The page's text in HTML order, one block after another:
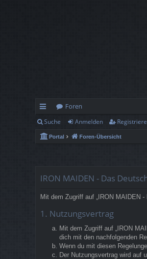
ch
ne
Foren
Suche Anmelden
Portal Foren-Übersicht
IRON MAIDEN - Das
Mit dem Zugriff auf „IRON MAIDEN
1. Nutzungsvertrag
Mit dem Zugriff auf „IRON
dich mit den nachfolgenden
Wenn du mit diesen
Der Nutzungsvertrag wird auf